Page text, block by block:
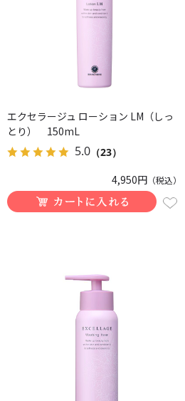
エクセラージュ ローション LM（しっ
とり） 150mL
5.0 （23）
4,950円 （税込）